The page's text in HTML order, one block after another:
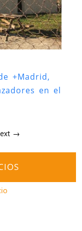
+Madrid,
en el
→